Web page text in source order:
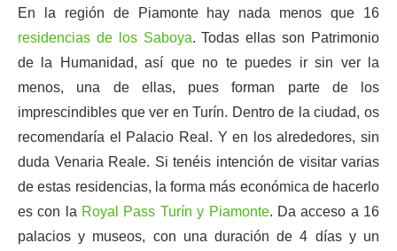
En la región de Piamonte hay nada menos que 16
residencias de los Saboya. Todas ellas son Patrimonio
de la Humanidad, así que no te puedes ir sin ver la
menos, una de ellas, pues forman parte de los
imprescindibles que ver en Turín. Dentro de la ciudad, os
recomendaría el Palacio Real. Y en los alrededores, sin
duda Venaria Reale. Si tenéis intención de visitar varias
de estas residencias, la forma más económica de hacerlo
es con la Royal Pass Turín y Piamonte. Da acceso a 16
palacios y museos, con una duración de 4 días y un